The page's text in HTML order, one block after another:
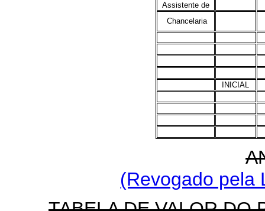
Assistente de
Chancelaria
INICIAL
(Revogado pela